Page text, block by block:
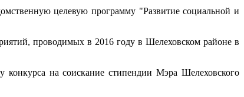
целевую программу "Развитие социальной и
проводимых в 2016 году в Шелеховском районе в
конкурса на соискание стипендии Мэра Шелеховского